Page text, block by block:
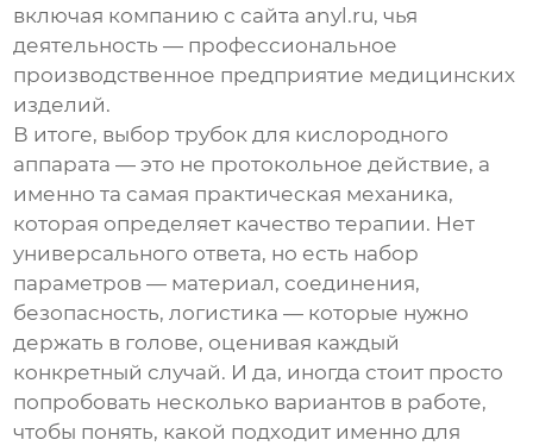
включая компанию с сайта anyl.ru, чья
деятельность — профессиональное
производственное предприятие медицинских
изделий.
В итоге, выбортрубок для кислородного
аппарата — это не протокольное действие, а
именно та самая практическая механика,
которая определяет качество терапии. Нет
универсального ответа, но есть набор
параметров — материал, соединения,
безопасность, логистика — которые нужно
держать в голове, оценивая каждый
конкретный случай. И да, иногда стоит просто
попробовать несколько вариантов в работе,
чтобы понять, какой подходит именно для